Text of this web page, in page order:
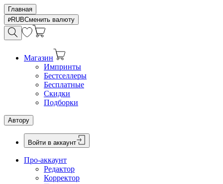
Главная
RUBСменить валюту
Магазин
Импринты
Бестселлеры
Бесплатные
Скидки
Подборки
Автору
Войти в аккаунт
Про-аккаунт
Редактор
Корректор